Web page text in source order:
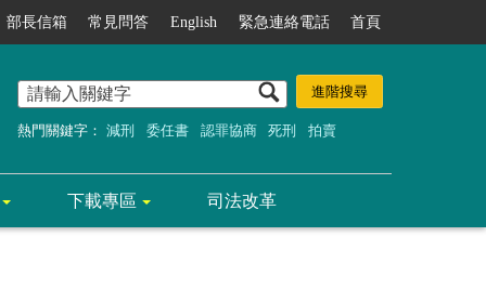
部長信箱 常見問答 English 緊急連絡電話 首頁
熱門關鍵字： 減刑 委任書 認罪協商 死刑 拍賣
下載專區 司法改革